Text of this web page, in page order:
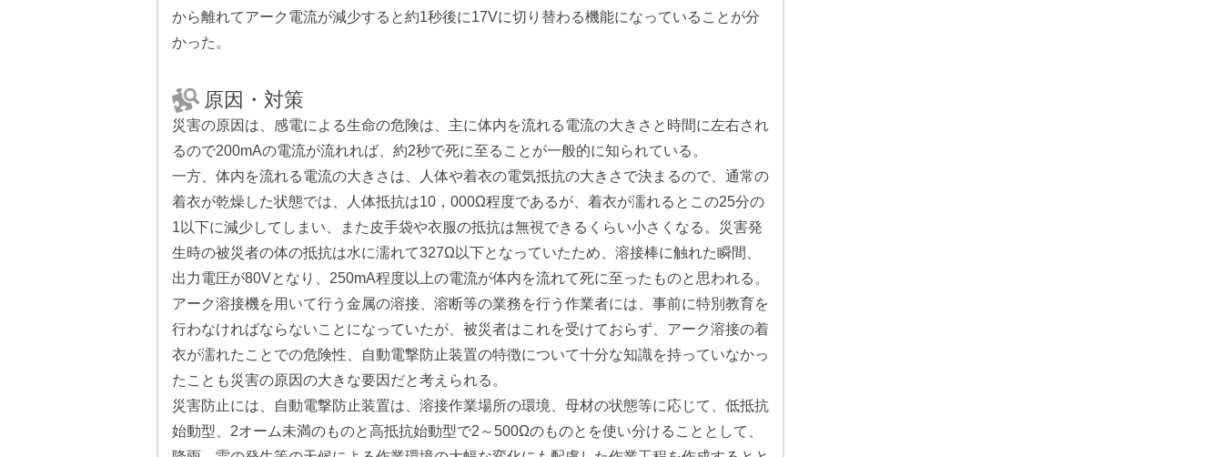
から離れてアーク電流が減少すると約1秒後に17Vに切り替わる機能になっていることが分
かった。
原因・対策
災害の原因は、感電による生命の危険は、主に体内を流れる電流の大きさと時間に左右され
るので200mAの電流が流れれば、約2秒で死に至ることが一般的に知られている。
一方、体内を流れる電流の大きさは、人体や着衣の電気抵抗の大きさで決まるので、通常の
着衣が乾燥した状態では、人体抵抗は10，000Ω程度であるが、着衣が濡れるとこの25分の
1以下に減少してしまい、また皮手袋や衣服の抵抗は無視できるくらい小さくなる。災害発
生時の被災者の体の抵抗は水に濡れて327Ω以下となっていたため、溶接棒に触れた瞬間、
出力電圧が80Vとなり、250mA程度以上の電流が体内を流れて死に至ったものと思われる。
アーク溶接機を用いて行う金属の溶接、溶断等の業務を行う作業者には、事前に特別教育を
行わなければならないことになっていたが、被災者はこれを受けておらず、アーク溶接の着
衣が濡れたことでの危険性、自動電撃防止装置の特徴について十分な知識を持っていなかっ
たことも災害の原因の大きな要因だと考えられる。
災害防止には、自動電撃防止装置は、溶接作業場所の環境、母材の状態等に応じて、低抵抗
始動型、2オーム未満のものと高抵抗始動型で2～500Ωのものとを使い分けることとして、